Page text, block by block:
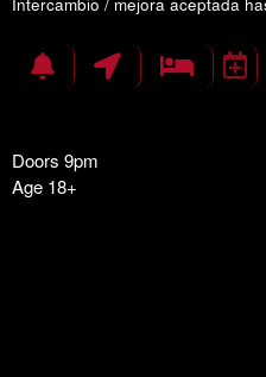
Doors 9pm
Age 18+